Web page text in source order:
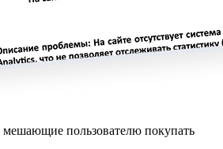
пользователю покупать